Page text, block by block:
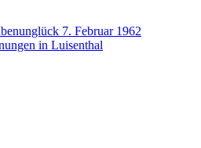
7. Februar 1962
in Luisenthal